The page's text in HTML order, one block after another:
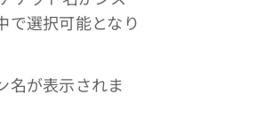
で選択可能となり
名が表示されま